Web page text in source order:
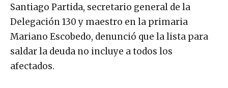
Santiago Partida, secretario general de la
Delegación 130 y maestro en la primaria
Mariano Escobedo, denunció que la lista para
saldar la deuda no incluye a todos los
afectados.